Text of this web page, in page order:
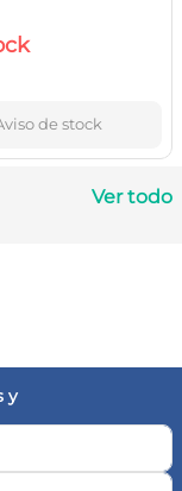
de stock
Ver todo
y